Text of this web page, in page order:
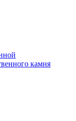
камня